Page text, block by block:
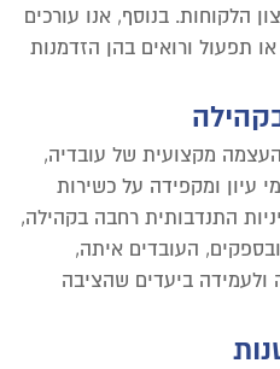
הלקוחות. בנוסף, אנו עורכים
תפעול ורואים בהן הזדמנות
מקצועית של עובדיה,
עיון ומקפידה על כשירות
התנדבותית רחבה בקהילה,
העובדים איתה,
ביעדים שהציבה